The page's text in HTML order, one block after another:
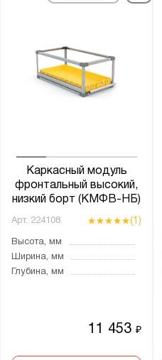
Каркасный модуль
фронтальный высокий,
низкий борт (КМФВ-НБ)
Арт. 224108 (1)
Высота, мм
Ширина, мм
Глубина, мм
11 453₽